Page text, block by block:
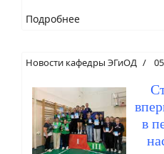
Подробнее
Новости кафедры ЭГиОД
в